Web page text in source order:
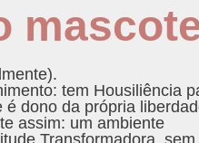
tem Housiliência
dono da própria
assim: um ambiente
Transformadora , sem